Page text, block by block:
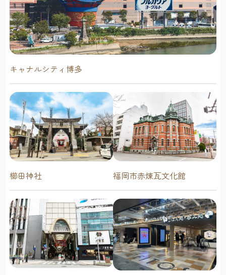
キャナルシティ博多
櫛田神社 福岡市赤煉瓦文化館